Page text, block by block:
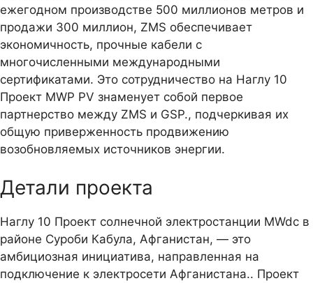
ежегодном производстве 500 миллионов метров и
продажи 300 миллион, ZMS обеспечивает
экономичность, прочные кабели с
многочисленными международными
сертификатами. Это сотрудничество на Наглу 10
Проект MWP PV знаменует собой первое
партнерство между ZMS и GSP., подчеркивая их
общую приверженность продвижению
возобновляемых источников энергии.
Детали проекта
Наглу 10 Проект солнечной электростанции MWdc в
районе Суроби Кабула, Афганистан, — это
амбициозная инициатива, направленная на
подключение к электросети Афганистана.. Проект